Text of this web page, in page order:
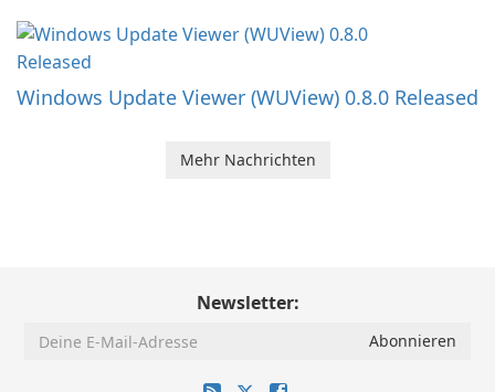
Windows Update Viewer (WUView) 0.8.0 Released
Mehr Nachrichten
Newsletter: